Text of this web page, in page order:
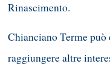
Rinascimento.
Chianciano Terme può
raggiungere altre